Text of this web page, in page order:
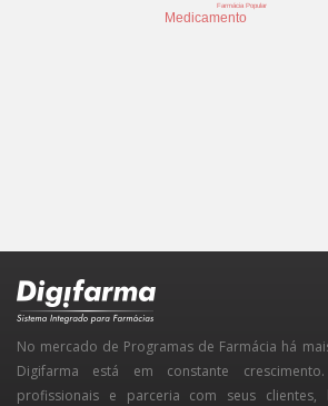
Medicamento
Farmácia Popular
No mercado de Programas de Farmácia há
Digifarma está em constante
profissionais e parceria com seus clientes,